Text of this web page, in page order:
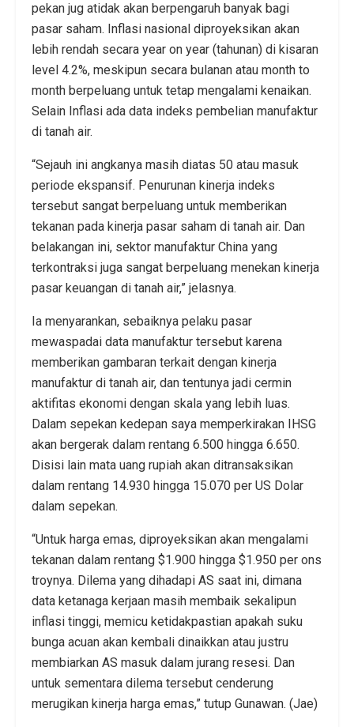
pekan jug atidak akan berpengaruh banyak bagi
pasar saham. Inflasi nasional diproyeksikan akan
lebih rendah secara year on year (tahunan) di kisaran
level 4.2%, meskipun secara bulanan atau month to
month berpeluang untuk tetap mengalami kenaikan.
Selain Inflasi ada data indeks pembelian manufaktur
di tanah air.
“Sejauh ini angkanya masih diatas 50 atau masuk
periode ekspansif. Penurunan kinerja indeks
tersebut sangat berpeluang untuk memberikan
tekanan pada kinerja pasar saham di tanah air. Dan
belakangan ini, sektor manufaktur China yang
terkontraksi juga sangat berpeluang menekan kinerja
pasar keuangan di tanah air,” jelasnya.
Ia menyarankan, sebaiknya pelaku pasar
mewaspadai data manufaktur tersebut karena
memberikan gambaran terkait dengan kinerja
manufaktur di tanah air, dan tentunya jadi cermin
aktifitas ekonomi dengan skala yang lebih luas.
Dalam sepekan kedepan saya memperkirakan IHSG
akan bergerak dalam rentang 6.500 hingga 6.650.
Disisi lain mata uang rupiah akan ditransaksikan
dalam rentang 14.930 hingga 15.070 per US Dolar
dalam sepekan.
“Untuk harga emas, diproyeksikan akan mengalami
tekanan dalam rentang $1.900 hingga $1.950 per ons
troynya. Dilema yang dihadapi AS saat ini, dimana
data ketanaga kerjaan masih membaik sekalipun
inflasi tinggi, memicu ketidakpastian apakah suku
bunga acuan akan kembali dinaikkan atau justru
membiarkan AS masuk dalam jurang resesi. Dan
untuk sementara dilema tersebut cenderung
merugikan kinerja harga emas,” tutup Gunawan. (Jae)